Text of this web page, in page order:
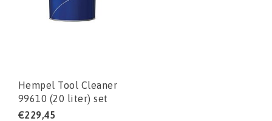
Hempel Tool Cleaner
99610 (20 liter) set
€229,45